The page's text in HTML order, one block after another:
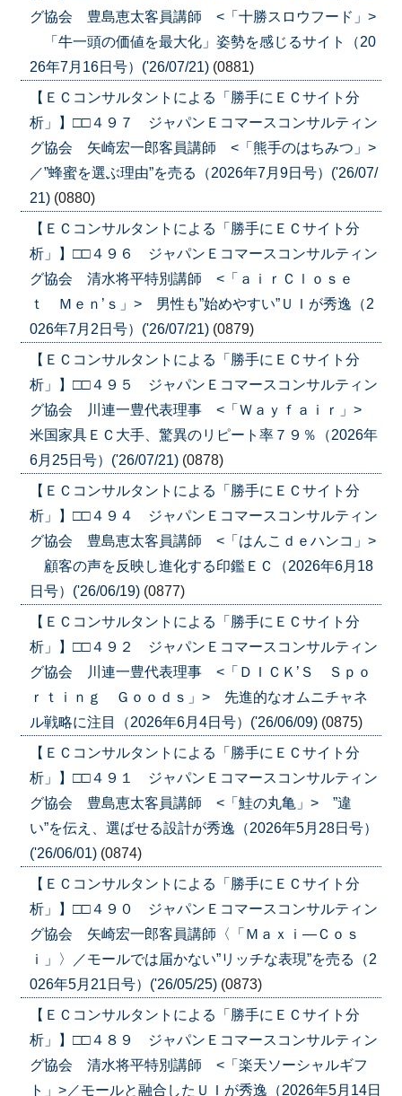
グ協会 豊島恵太客員講師 <「十勝スロウフード」>
「牛一頭の価値を最大化」姿勢を感じるサイト（20
26年7月16日号）('26/07/21) (0881)
【ＥＣコンサルタントによる「勝手にＥＣサイト分
析」】□□４９７ ジャパンＥコマースコンサルティン
グ協会 矢崎宏一郎客員講師 <「熊手のはちみつ」>
／”蜂蜜を選ぶ理由”を売る（2026年7月9日号）('26/07/
21) (0880)
【ＥＣコンサルタントによる「勝手にＥＣサイト分
析」】□□４９６ ジャパンＥコマースコンサルティン
グ協会 清水将平特別講師 <「ａｉｒＣｌｏｓｅ
ｔ Ｍｅｎ’ｓ」> 男性も”始めやすい”ＵＩが秀逸（2
026年7月2日号）('26/07/21) (0879)
【ＥＣコンサルタントによる「勝手にＥＣサイト分
析」】□□４９５ ジャパンＥコマースコンサルティン
グ協会 川連一豊代表理事 <「Ｗａｙｆａｉｒ」>
米国家具ＥＣ大手、驚異のリピート率７９％（2026年
6月25日号）('26/07/21) (0878)
【ＥＣコンサルタントによる「勝手にＥＣサイト分
析」】□□４９４ ジャパンＥコマースコンサルティン
グ協会 豊島恵太客員講師 <「はんこｄｅハンコ」>
顧客の声を反映し進化する印鑑ＥＣ（2026年6月18
日号）('26/06/19) (0877)
【ＥＣコンサルタントによる「勝手にＥＣサイト分
析」】□□４９２ ジャパンＥコマースコンサルティン
グ協会 川連一豊代表理事 <「ＤＩＣＫ’Ｓ Ｓｐｏ
ｒｔｉｎｇ Ｇｏｏｄｓ」> 先進的なオムニチャネ
ル戦略に注目（2026年6月4日号）('26/06/09) (0875)
【ＥＣコンサルタントによる「勝手にＥＣサイト分
析」】□□４９１ ジャパンＥコマースコンサルティン
グ協会 豊島恵太客員講師 <「鮭の丸亀」> ”違
い”を伝え、選ばせる設計が秀逸（2026年5月28日号）
('26/06/01) (0874)
【ＥＣコンサルタントによる「勝手にＥＣサイト分
析」】□□４９０ ジャパンＥコマースコンサルティン
グ協会 矢崎宏一郎客員講師〈「Ｍａｘｉ―Ｃｏｓ
ｉ」〉／モールでは届かない”リッチな表現”を売る（2
026年5月21日号）('26/05/25) (0873)
【ＥＣコンサルタントによる「勝手にＥＣサイト分
析」】□□４８９ ジャパンＥコマースコンサルティン
グ協会 清水将平特別講師 <「楽天ソーシャルギフ
ト」>／モールと融合したＵＩが秀逸（2026年5月14日